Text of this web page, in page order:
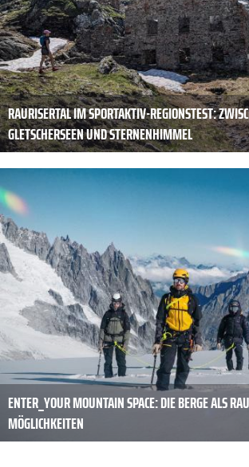
RAURISERTAL IM SPORTAKTIV-REGIONSTEST:
GLETSCHERSEEN UND STERNENHIMMEL
ENTER_YOUR MOUNTAIN SPACE: DIE BERGE ALS
MÖGLICHKEITEN